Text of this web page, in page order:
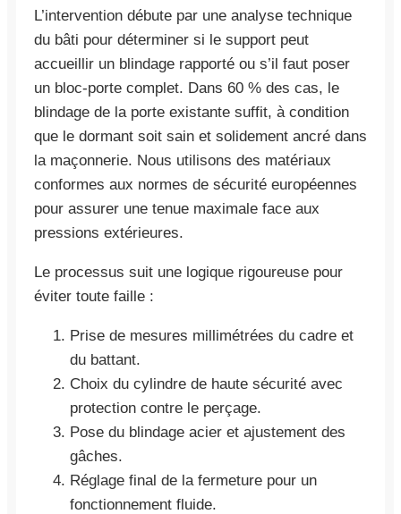
L’intervention débute par une analyse technique
du bâti pour déterminer si le support peut
accueillir un blindage rapporté ou s’il faut poser
un bloc-porte complet. Dans 60 % des cas, le
blindage de la porte existante suffit, à condition
que le dormant soit sain et solidement ancré dans
la maçonnerie. Nous utilisons des matériaux
conformes aux normes de sécurité européennes
pour assurer une tenue maximale face aux
pressions extérieures.
Le processus suit une logique rigoureuse pour
éviter toute faille :
Prise de mesures millimétrées du cadre et
du battant.
Choix du cylindre de haute sécurité avec
protection contre le perçage.
Pose du blindage acier et ajustement des
gâches.
Réglage final de la fermeture pour un
fonctionnement fluide.